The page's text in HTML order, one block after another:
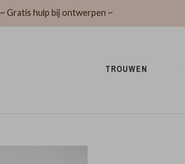
~ Gratis hulp bij ontwerpen ~
TROUWEN